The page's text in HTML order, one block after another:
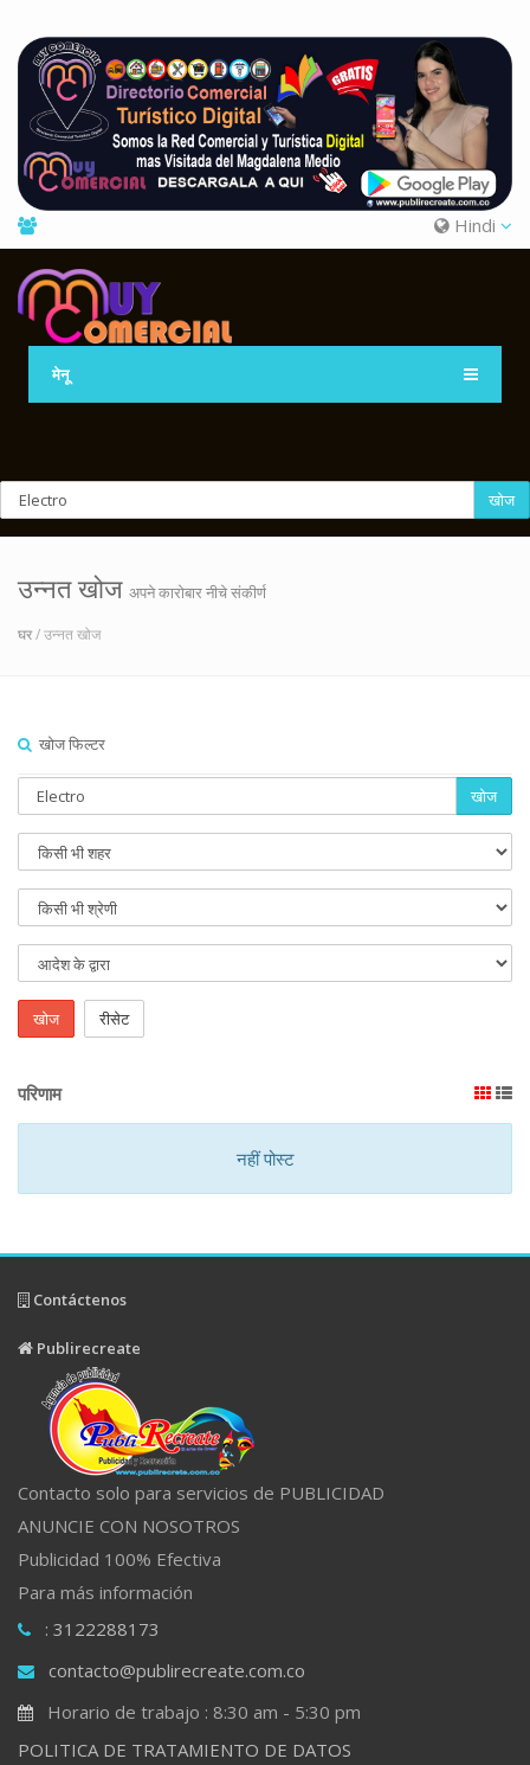
Hindi
मेनू
खोज
उन्नत खोज अपने कारोबार नीचे संकीर्ण
घर/ उन्नत खोज
खोज फिल्टर
खोज
खोज रीसेट
परिणाम
नहीं पोस्ट
Contáctenos
Publirecreate
Contacto solo para servicios de PUBLICIDAD
ANUNCIE CON NOSOTROS
Publicidad 100% Efectiva
Para más información
: 3122288173
contacto@publirecreate.com.co
Horario de trabajo : 8:30 am - 5:30 pm
POLITICA DE TRATAMIENTO DE DATOS